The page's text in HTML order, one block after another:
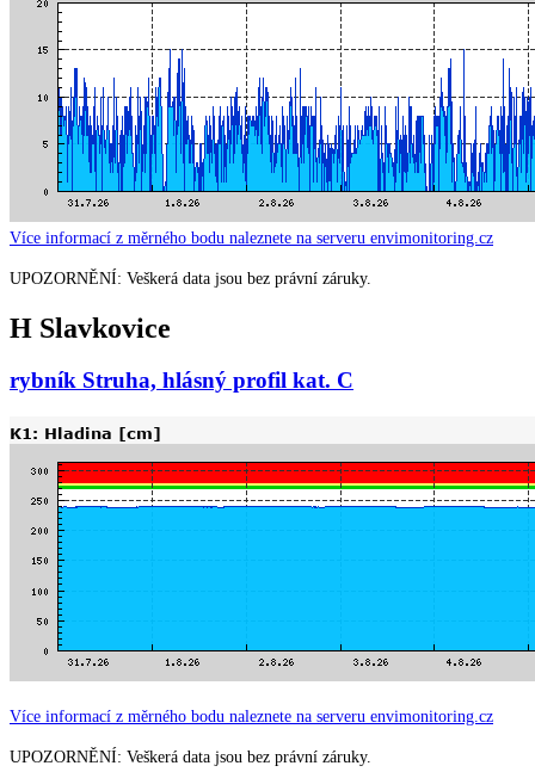
Více informací z měrného bodu naleznete na serveru envimonitoring.cz
UPOZORNĚNÍ: Veškerá data jsou bez právní záruky.
H Slavkovice
rybník Struha, hlásný profil kat. C
Více informací z měrného bodu naleznete na serveru envimonitoring.cz
UPOZORNĚNÍ: Veškerá data jsou bez právní záruky.